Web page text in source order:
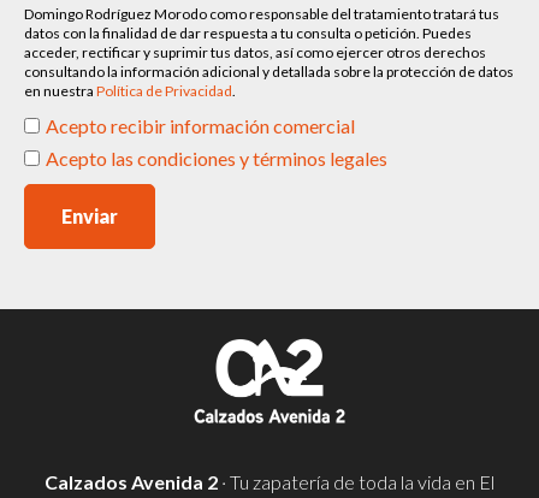
Domingo Rodríguez Morodo como responsable del tratamiento tratará tus
datos con la finalidad de dar respuesta a tu consulta o petición. Puedes
acceder, rectificar y suprimir tus datos, así como ejercer otros derechos
consultando la información adicional y detallada sobre la protección de datos
en nuestra Política de Privacidad.
Acepto recibir información comercial
Acepto las condiciones y términos legales
Enviar
Calzados Avenida 2 · Tu zapatería de toda la vida en El